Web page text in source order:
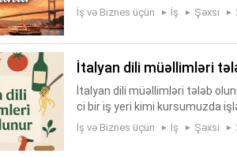
müəllimlərin özləri ilə
İş və Biznes üçün İş Şəxsi
i̇talyan dili müəllimləri
İtalyan dili müəllimləri tələb
ci bir iş yeri kimi kursumuzda
iş rejimidir. Yaş həddi yoxdur.İş
İş və Biznes üçün İş Şəxsi